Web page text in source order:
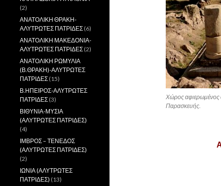
Χώρος αφιερωμένος
Παρασκευής.
(2)
ΑΝΑΤΟΛΙΚΗ ΘΡΑΚΗ-
ΑΛΥΤΡΩΤΕΣ ΠΑΤΡΙΔΕΣ (6)
ΑΝΑΤΟΛΙΚΗ ΜΑΚΕΔΟΝΙΑ-
ΑΛΥΤΡΩΤΕΣ ΠΑΤΡΙΔΕΣ (2)
ΑΝΑΤΟΛΙΚΗ ΡΩΜΥΛΙΑ
(Β.ΘΡΑΚΗ)-ΑΛΥΤΡΩΤΕΣ
ΠΑΤΡΙΔΕΣ (15)
Β.ΗΠΕΙΡΟΣ-ΑΛΥΤΡΩΤΕΣ
ΠΑΤΡΙΔΕΣ (3)
ΒΙΘΥΝΙΑ-ΜΥΣΙΑ
(ΑΛΥΤΡΩΤΕΣ ΠΑΤΡΙΔΕΣ)
(4)
ΙΜΒΡΟΣ – ΤΕΝΕΔΟΣ
(ΑΛΥΤΡΩΤΕΣ ΠΑΤΡΙΔΕΣ)
(2)
ΙΩΝΙΑ (ΑΛΥΤΡΩΤΕΣ
ΠΑΤΡΙΔΕΣ) (13)